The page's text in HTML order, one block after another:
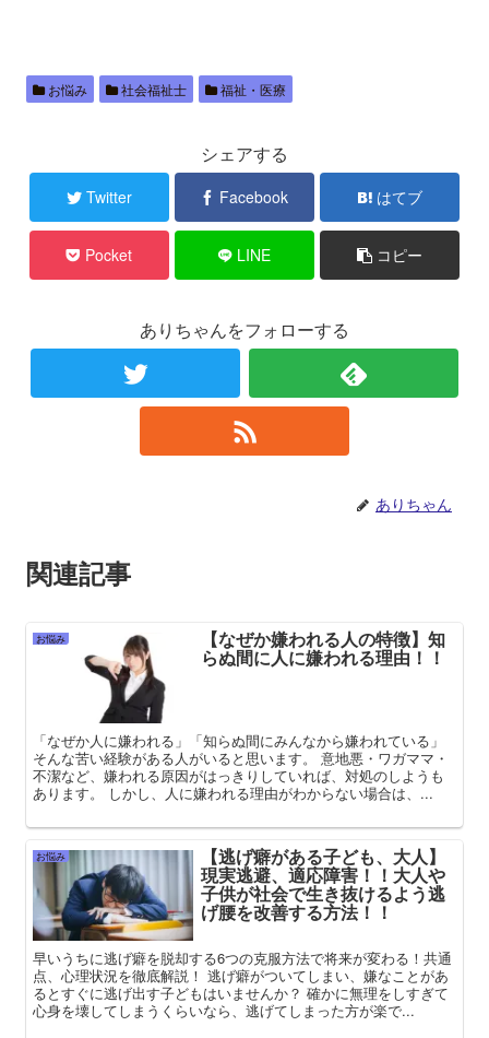
お悩み 社会福祉士 福祉・医療
シェアする
Twitter Facebook はてブ
Pocket LINE コピー
ありちゃんをフォローする
ありちゃん
関連記事
お悩み 【なぜか嫌われる人の特徴】知
らぬ間に人に嫌われる理由！！
「なぜか人に嫌われる」「知らぬ間にみんなから嫌われている」
そんな苦い経験がある人がいると思います。 意地悪・ワガママ・
不潔など、嫌われる原因がはっきりしていれば、対処のしようも
あります。 しかし、人に嫌われる理由がわからない場合は、...
お悩み 【逃げ癖がある子ども、大人】
現実逃避、適応障害！！大人や
子供が社会で生き抜けるよう逃
げ腰を改善する方法！！
早いうちに逃げ癖を脱却する6つの克服方法で将来が変わる！共通
点、心理状況を徹底解説！ 逃げ癖がついてしまい、嫌なことがあ
るとすぐに逃げ出す子どもはいませんか？ 確かに無理をしすぎて
心身を壊してしまうくらいなら、逃げてしまった方が楽で...